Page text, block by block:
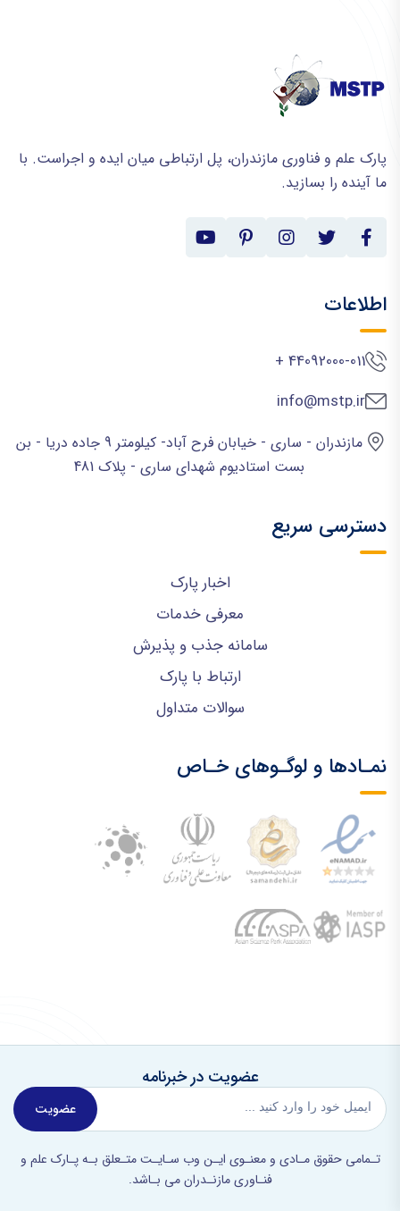
پارک علم و فناوری مازندران، پل ارتباطی میان ایده و اجراست. با
ما آینده را بسازید.
اطلاعات
44092000-011 +
info@mstp.ir
مازندران - ساری - خیابان فرح آباد- کیلومتر 9 جاده دریا - بن
بست استادیوم شهدای ساری - پلاک 481
دسترسی سریع
اخبار پارک
معرفی خدمات
سامانه جذب و پذیرش
ارتباط با پارک
سوالات متداول
نمـادها و لوگـوهای خـاص
عضویت در خبرنامه
عضویت
تـمامی حقوق مـادی و معنـوی ایـن وب سـایـت متـعلق بـه پـارک علم و
فنـاوری مازنـدران می بـاشد.